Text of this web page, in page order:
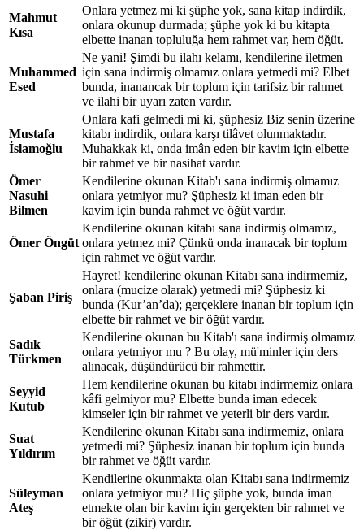
Mahmut
Kısa
Onlara yetmez mi ki şüphe yok, sana kitap indirdik,
onlara okunup durmada; şüphe yok ki bu kitapta
elbette inanan topluluğa hem rahmet var, hem öğüt.
Muhammed
Esed
Ne yani! Şimdi bu ilahı kelamı, kendilerine iletmen
için sana indirmiş olmamız onlara yetmedi mi? Elbet
bunda, inanancak bir toplum için tarifsiz bir rahmet
ve ilahi bir uyarı zaten vardır.
Mustafa
İslamoğlu
Onlara kafi gelmedi mi ki, şüphesiz Biz senin üzerine
kitabı indirdik, onlara karşı tilâvet olunmaktadır.
Muhakkak ki, onda imân eden bir kavim için elbette
bir rahmet ve bir nasihat vardır.
Ömer
Nasuhi
Bilmen
Kendilerine okunan Kitab'ı sana indirmiş olmamız
onlara yetmiyor mu? Şüphesiz ki iman eden bir
kavim için bunda rahmet ve öğüt vardır.
Ömer Öngüt
Kendilerine okunan kitabı sana indirmiş olmamız,
onlara yetmez mi? Çünkü onda inanacak bir toplum
için rahmet ve öğüt vardır.
Şaban Piriş
Hayret! kendilerine okunan Kitabı sana indirmemiz,
onlara (mucize olarak) yetmedi mi? Şüphesiz ki
bunda (Kur’an’da); gerçeklere inanan bir toplum için
elbette bir rahmet ve bir öğüt vardır.
Sadık
Türkmen
Kendilerine okunan bu Kitab'ı sana indirmiş olmamız
onlara yetmiyor mu ? Bu olay, mü'minler için ders
alınacak, düşündürücü bir rahmettir.
Seyyid
Kutub
Hem kendilerine okunan bu kitabı indirmemiz onlara
kâfi gelmiyor mu? Elbette bunda iman edecek
kimseler için bir rahmet ve yeterli bir ders vardır.
Suat
Yıldırım
Kendilerine okunan Kitabı sana indirmemiz, onlara
yetmedi mi? Şüphesiz inanan bir toplum için bunda
bir rahmet ve öğüt vardır.
Süleyman
Ateş
Kendilerine okunmakta olan Kitabı sana indirmemiz
onlara yetmiyor mu? Hiç şüphe yok, bunda iman
etmekte olan bir kavim için gerçekten bir rahmet ve
bir öğüt (zikir) vardır.